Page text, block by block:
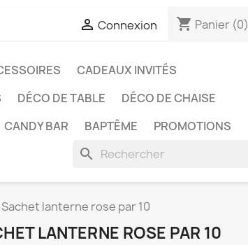
 Connexion shopping_cart Panier (0)
CADEAUX INVITÉS
DÉCO DE TABLE
DÉCO DE CHAISE
CANDY BAR BAPTÊME PROMOTIONS
search
Sachet lanterne rose par 10
LANTERNE ROSE PAR 10